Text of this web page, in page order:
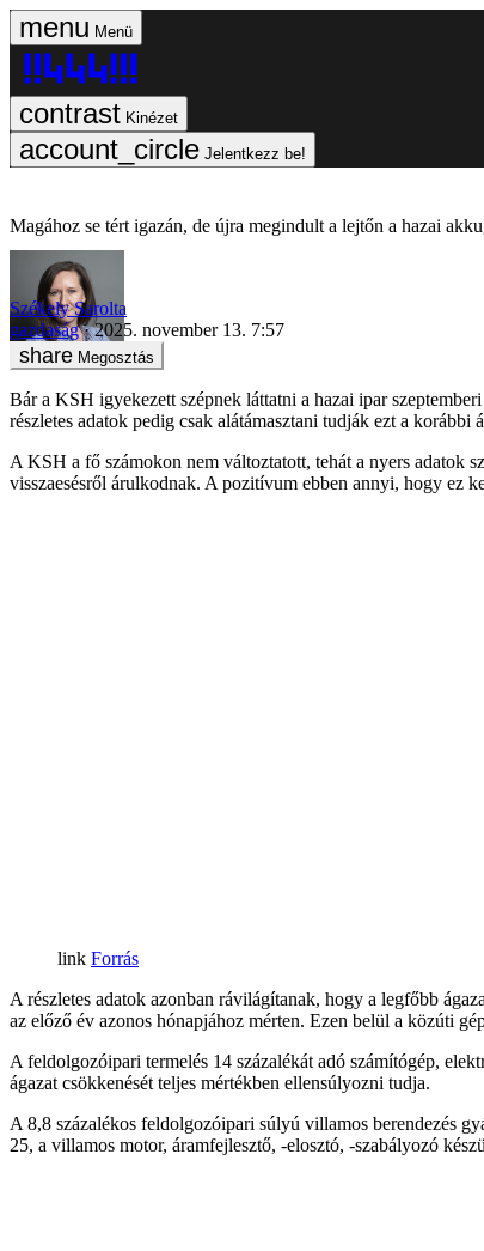
Menü
Kinézet
Jelentkezz be!
Magához se tért igazán, de újra megindult a lejtőn a hazai
Székely Sarolta
gazdaság
2025. november 13. 7:57
Megosztás
Bár a KSH igyekezett szépnek láttatni a hazai ipar
részletes adatok pedig csak alátámasztani tudják ezt a korábbi
A KSH a fő számokon nem változtatott, tehát a nyers adatok
visszaesésről árulkodnak. A pozitívum ebben annyi, hogy ez
Forrás
A részletes adatok azonban rávilágítanak, hogy a legfőbb
az előző év azonos hónapjához mérten. Ezen belül a közúti
A feldolgozóipari termelés 14 százalékát adó számítógép,
ágazat csökkenését teljes mértékben ellensúlyozni tudja.
A 8,8 százalékos feldolgozóipari súlyú villamos berendezés
25, a villamos motor, áramfejlesztő, -elosztó, -szabályozó